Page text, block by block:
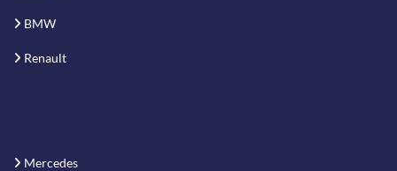
BMW
Renault
Mercedes